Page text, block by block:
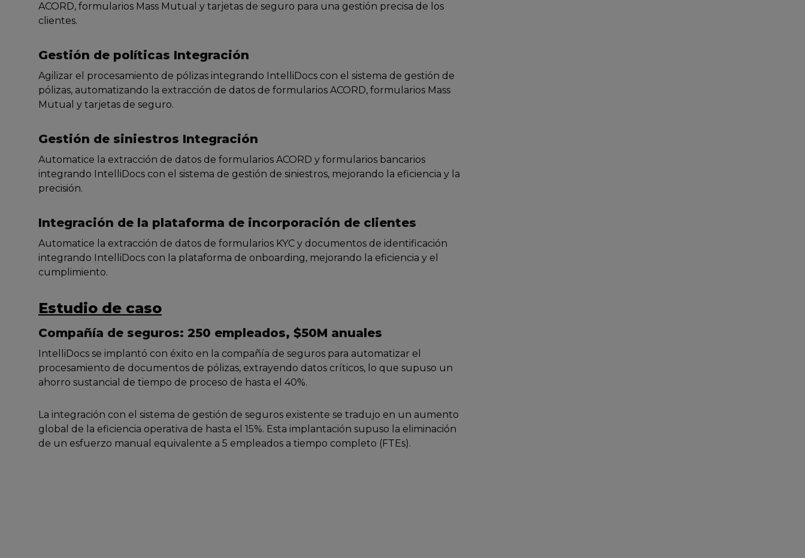
ACORD, formularios Mass Mutual y tarjetas de seguro para una gestión precisa de los
clientes.
Gestión de políticas Integración
Agilizar el procesamiento de pólizas integrando IntelliDocs con el sistema de gestión de
pólizas, automatizando la extracción de datos de formularios ACORD, formularios Mass
Mutual y tarjetas de seguro.
Gestión de siniestros Integración
Automatice la extracción de datos de formularios ACORD y formularios bancarios
integrando IntelliDocs con el sistema de gestión de siniestros, mejorando la eficiencia y la
precisión.
Integración de la plataforma de incorporación de clientes
Automatice la extracción de datos de formularios KYC y documentos de identificación
integrando IntelliDocs con la plataforma de onboarding, mejorando la eficiencia y el
cumplimiento.
Estudio de caso
Compañía de seguros: 250 empleados, $50M anuales
IntelliDocs se implantó con éxito en la compañía de seguros para automatizar el
procesamiento de documentos de pólizas, extrayendo datos críticos, lo que supuso un
ahorro sustancial de tiempo de proceso de hasta el 40%.
La integración con el sistema de gestión de seguros existente se tradujo en un aumento
global de la eficiencia operativa de hasta el 15%. Esta implantación supuso la eliminación
de un esfuerzo manual equivalente a 5 empleados a tiempo completo (FTEs).